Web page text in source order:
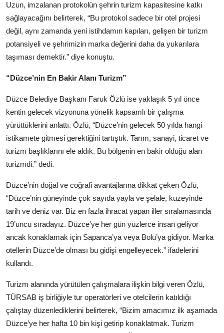
Uzun, imzalanan protokolün şehrin turizm kapasitesine katkı
sağlayacağını belirterek, “Bu protokol sadece bir otel projesi
değil, aynı zamanda yeni istihdamın kapıları, gelişen bir turizm
potansiyeli ve şehrimizin marka değerini daha da yukarılara
taşıması demektir.” diye konuştu.
“Düzce’nin En Bakir Alanı Turizm”
Düzce Belediye Başkanı Faruk Özlü ise yaklaşık 5 yıl önce
kentin gelecek vizyonuna yönelik kapsamlı bir çalışma
yürüttüklerini anlattı. Özlü, “Düzce’nin gelecek 50 yılda hangi
istikamete gitmesi gerektiğini tartıştık. Tarım, sanayi, ticaret ve
turizm başlıklarını ele aldık. Bu bölgenin en bakir olduğu alan
turizmdi.” dedi.
Düzce’nin doğal ve coğrafi avantajlarına dikkat çeken Özlü,
“Düzce’nin güneyinde çok sayıda yayla ve şelale, kuzeyinde
tarih ve deniz var. Biz en fazla ihracat yapan iller sıralamasında
19’uncu sıradayız. Düzce’ye her gün yüzlerce insan geliyor
ancak konaklamak için Sapanca’ya veya Bolu’ya gidiyor. Marka
otellerin Düzce’de olması bu gidişi engelleyecek.” ifadelerini
kullandı.
Turizm alanında yürütülen çalışmalara ilişkin bilgi veren Özlü,
TÜRSAB iş birliğiyle tur operatörleri ve otelcilerin katıldığı
çalıştay düzenlediklerini belirterek, “Bizim amacımız ilk aşamada
Düzce’ye her hafta 10 bin kişi getirip konaklatmak. Turizm